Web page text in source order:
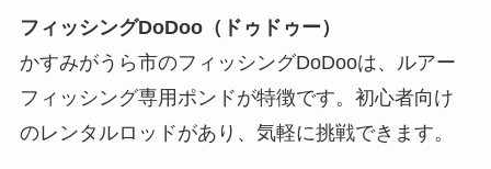
フィッシングDoDoo（ドゥドゥー）
かすみがうら市のフィッシングDoDooは、ルアー
フィッシング専用ポンドが特徴です。初心者向け
のレンタルロッドがあり、気軽に挑戦できます。